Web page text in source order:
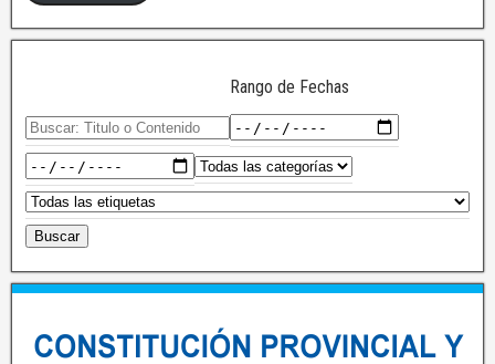
Rango de Fechas